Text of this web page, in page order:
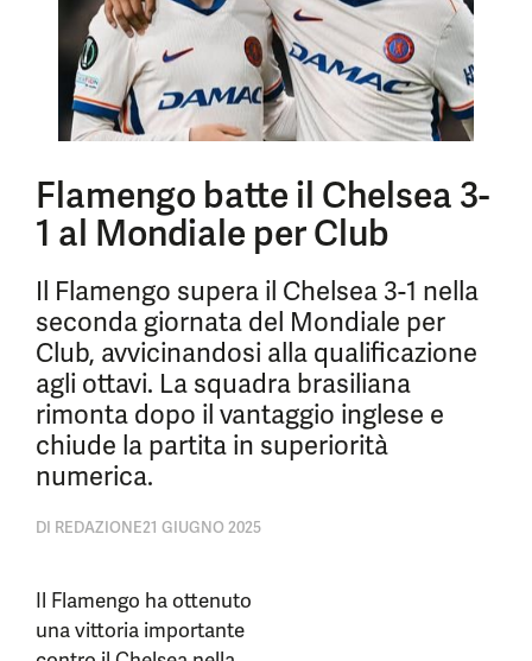
Flamengo batte il Chelsea 3-
1 al Mondiale per Club
Il Flamengo supera il Chelsea 3-1 nella
seconda giornata del Mondiale per
Club, avvicinandosi alla qualificazione
agli ottavi. La squadra brasiliana
rimonta dopo il vantaggio inglese e
chiude la partita in superiorità
numerica.
DI REDAZIONE21 GIUGNO 2025
Il Flamengo ha ottenuto
una vittoria importante